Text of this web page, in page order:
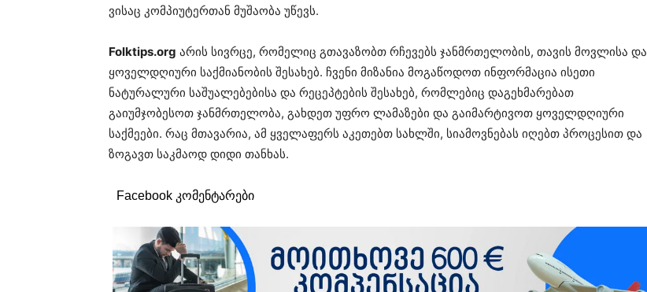
ვისაც კომპიუტერთან მუშაობა უწევს.
Folktips.org არის სივრცე, რომელიც გთავაზობთ რჩევებს ჯანმრთელობის, თავის მოვლისა და
ყოველდღიური საქმიანობის შესახებ. ჩვენი მიზანია მოგაწოდოთ ინფორმაცია ისეთი
ნატურალური საშუალებებისა და რეცეპტების შესახებ, რომლებიც დაგეხმარებათ
გაიუმჯობესოთ ჯანმრთელობა, გახდეთ უფრო ლამაზები და გაიმარტივოთ ყოველდღიური
საქმეები. რაც მთავარია, ამ ყველაფერს აკეთებთ სახლში, სიამოვნებას იღებთ პროცესით და
ზოგავთ საკმაოდ დიდი თანხას.
Facebook კომენტარები